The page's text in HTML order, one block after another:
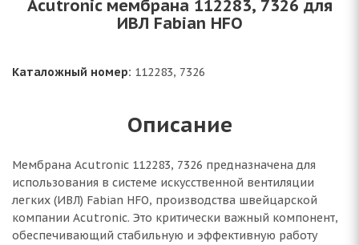
Acutronic мембрана 112283, 7326 для
ИВЛ Fabian HFO
Каталожный номер: 112283, 7326
Описание
Мембрана Acutronic 112283, 7326 предназначена для
использования в системе искусственной вентиляции
легких (ИВЛ) Fabian HFO, производства швейцарской
компании Acutronic. Это критически важный компонент,
обеспечивающий стабильную и эффективную работу